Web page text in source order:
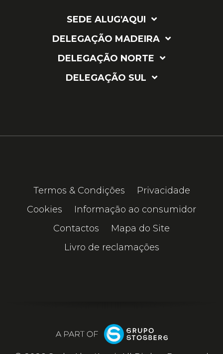
SEDE ALUG'AQUI
DELEGAÇÃO MADEIRA
DELEGAÇÃO NORTE
DELEGAÇÃO SUL
Termos & Condições
Privacidade
Cookies
Informação ao consumidor
Contactos
Mapa do Site
Livro de reclamações